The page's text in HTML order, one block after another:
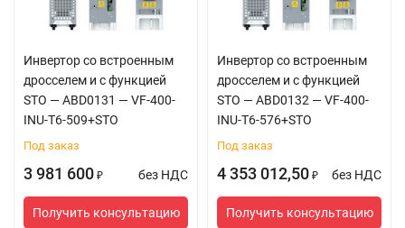
Инвертор со встроенным
дросселем и с функцией
STO — ABD0131 — VF-400-
INU-T6-509+STO
Под заказ
3 981 600 ₽ без НДС
Получить консультацию
Инвертор со встроенным
дросселем и с функцией
STO — ABD0132 — VF-400-
INU-T6-576+STO
Под заказ
4 353 012,50 ₽ без НДС
Получить консультацию